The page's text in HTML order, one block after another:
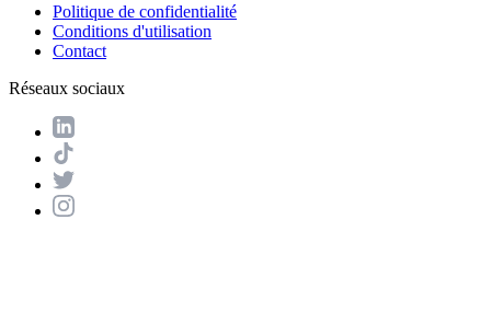
Politique de confidentialité
Conditions d'utilisation
Contact
Réseaux sociaux